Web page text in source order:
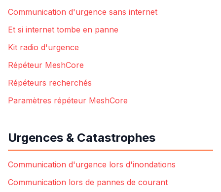
Communication d'urgence sans internet
Et si internet tombe en panne
Kit radio d'urgence
Répéteur MeshCore
Répéteurs recherchés
Paramètres répéteur MeshCore
Urgences & Catastrophes
Communication d'urgence lors d'inondations
Communication lors de pannes de courant